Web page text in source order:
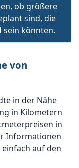
ob größere
sind, die
könnten.
von
in der Nähe
in Kilometern
in
Informationen
auf den